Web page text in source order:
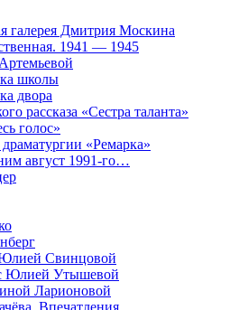
галерея Дмитрия Москина
1941 — 1945
школы
двора
рассказа «Сестра таланта»
голос»
«Ремарка»
август 1991-го…
Свинцовой
Юлией Утышевой
Ларионовой